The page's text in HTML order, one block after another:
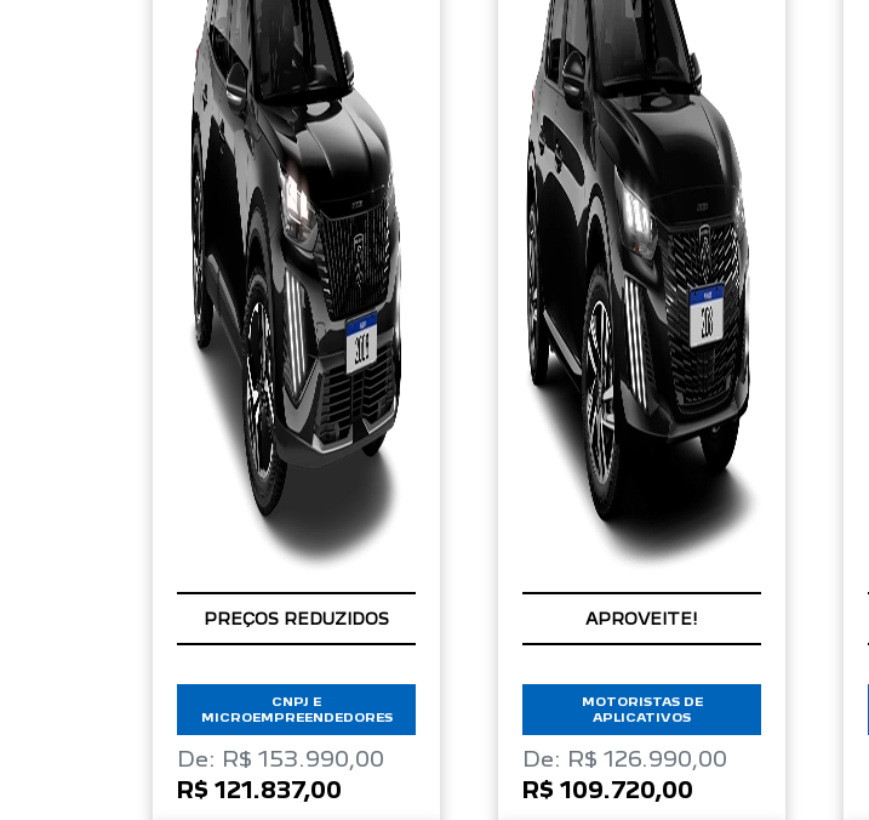
PREÇOS REDUZIDOS
CNPJ E
MICROEMPREENDEDORES
De: R$ 153.990,00
R$ 121.837,00
APROVEITE!
MOTORISTAS DE
APLICATIVOS
De: R$ 126.990,00
R$ 109.720,00